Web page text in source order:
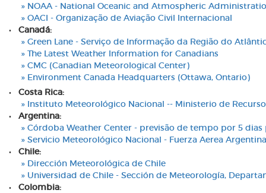
» NOAA - National Oceanic and Atmospheric
» OACI - Organização de Aviação Civil Internacional
• Canadá:
» Green Lane - Serviço de Informação da Região do
» The Latest Weather Information for Canadians
» CMC (Canadian Meteorological Center)
» Environment Canada Headquarters (Ottawa, Ontario)
• Costa Rica:
» Instituto Meteorológico Nacional -- Ministerio de
• Argentina:
» Córdoba Weather Center - previsão de tempo por 5 dias
» Servicio Meteorológico Nacional - Fuerza Aerea Argentina
• Chile:
» Dirección Meteorológica de Chile
» Universidad de Chile - Sección de Meteorología,
• Colombia: